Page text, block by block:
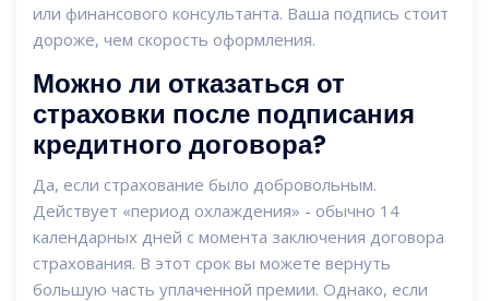
или финансового консультанта. Ваша подпись стоит
дороже, чем скорость оформления.
Можно ли отказаться от
страховки после подписания
кредитного договора?
Да, если страхование было добровольным.
Действует «период охлаждения» - обычно 14
календарных дней с момента заключения договора
страхования. В этот срок вы можете вернуть
большую часть уплаченной премии. Однако, если